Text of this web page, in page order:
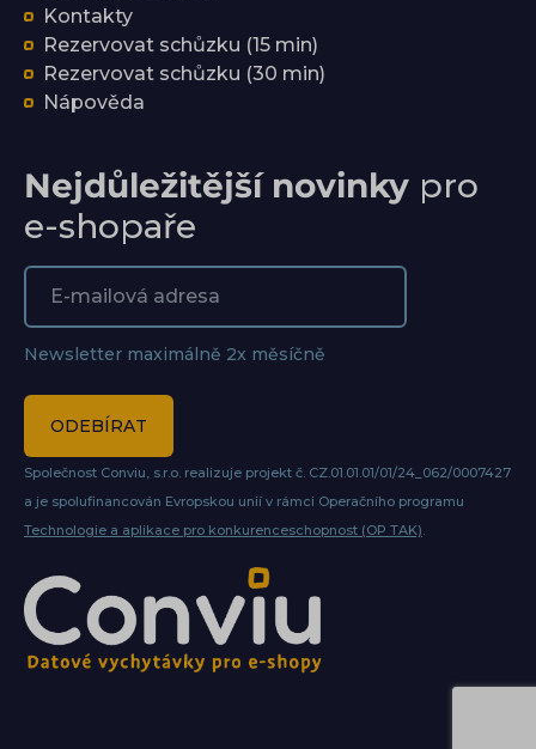
Kontakty
Rezervovat schůzku (15 min)
Rezervovat schůzku (30 min)
Nápověda
Nejdůležitější novinky pro
e-shopaře
Newsletter maximálně 2x měsíčně
ODEBÍRAT
Společnost Conviu, s.r.o. realizuje projekt č. CZ.01.01.01/01/24_062/0007427
a je spolufinancován Evropskou unií v rámci Operačního programu
Technologie a aplikace pro konkurenceschopnost (OP TAK).